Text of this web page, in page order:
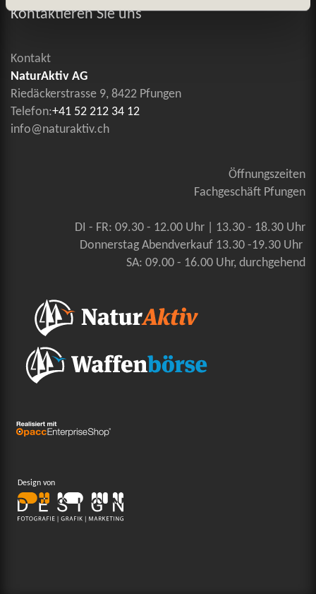
Kontaktieren Sie uns
Kontakt
NaturAktiv AG
Riedäckerstrasse 9, 8422 Pfungen
Telefon:+41 52 212 34 12
info@naturaktiv.ch
Öffnungszeiten
Fachgeschäft Pfungen
DI - FR: 09.30 - 12.00 Uhr | 13.30 - 18.30 Uhr
Donnerstag Abendverkauf 13.30 -19.30 Uhr
SA: 09.00 - 16.00 Uhr, durchgehend
Design von